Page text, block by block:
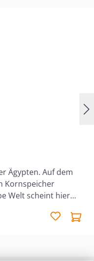
Ägypten. Auf dem
Kornspeicher
Welt scheint hier
abseits spielen, sind
(so heißen die